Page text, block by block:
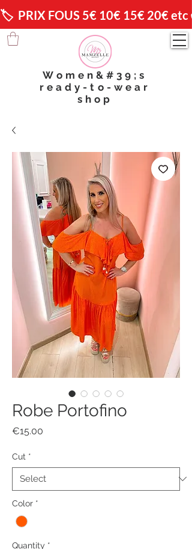
🏷️  PRIX FOUS 5€ 10€ 15€ 20€ etc
Women&#39;s
ready-to-wear
shop
Robe Portofino
€15.00
Cut *
Color *
Quantity *